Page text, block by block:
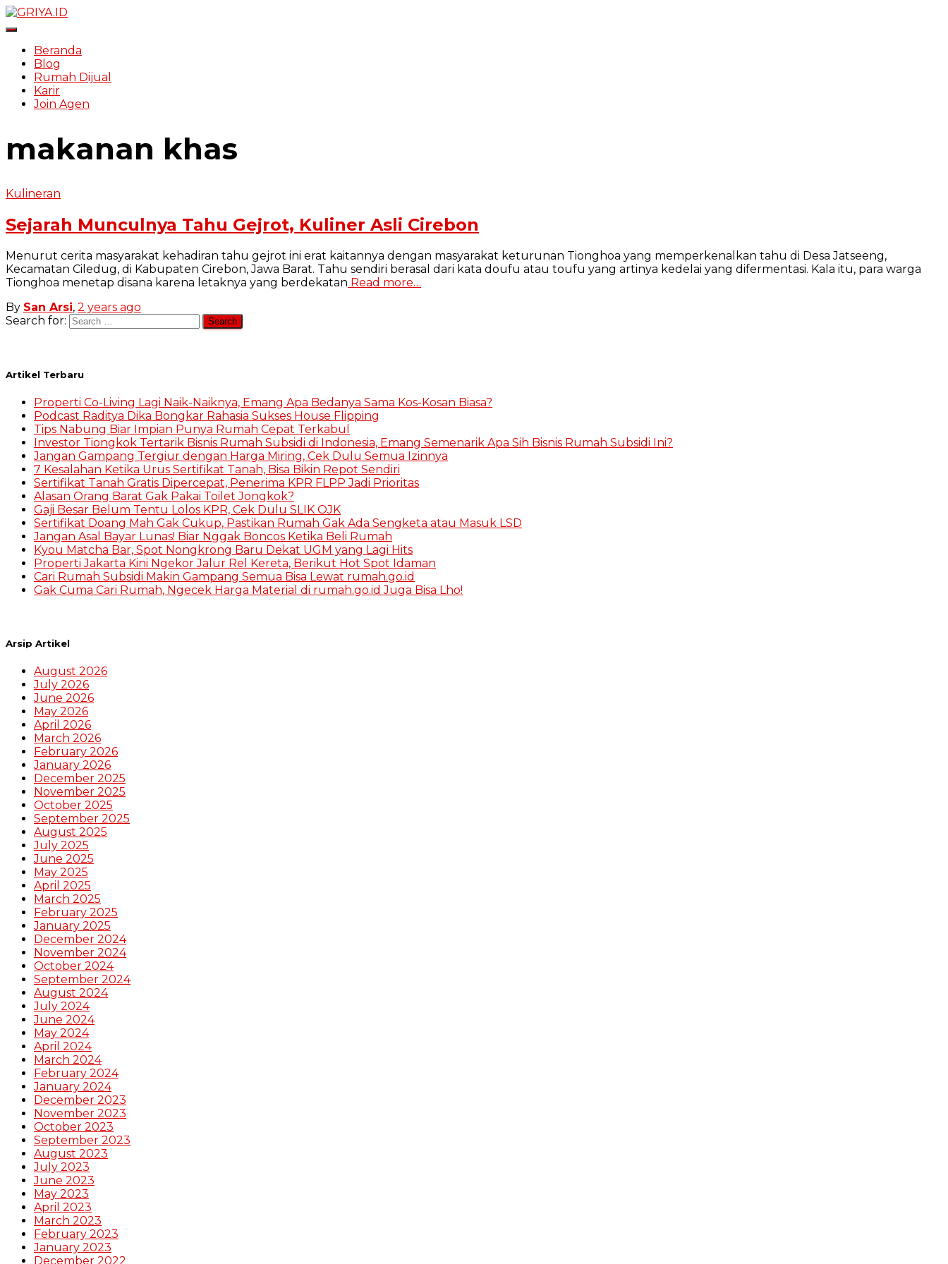
Toggle Navigation
Beranda
Blog
Rumah Dijual
Karir
Join Agen
makanan khas
Kulineran
Sejarah Munculnya Tahu Gejrot, Kuliner Asli Cirebon
Menurut cerita masyarakat kehadiran tahu gejrot ini erat kaitannya dengan masyarakat keturunan Tionghoa yang memperkenalkan tahu di Desa Jatseeng,
Kecamatan Ciledug, di Kabupaten Cirebon, Jawa Barat. Tahu sendiri berasal dari kata doufu atau toufu yang artinya kedelai yang difermentasi. Kala itu, para warga
Tionghoa menetap disana karena letaknya yang berdekatan Read more…
By San Arsi, 2 years ago
Search for:
Artikel Terbaru
Properti Co-Living Lagi Naik-Naiknya, Emang Apa Bedanya Sama Kos-Kosan Biasa?
Podcast Raditya Dika Bongkar Rahasia Sukses House Flipping
Tips Nabung Biar Impian Punya Rumah Cepat Terkabul
Investor Tiongkok Tertarik Bisnis Rumah Subsidi di Indonesia, Emang Semenarik Apa Sih Bisnis Rumah Subsidi Ini?
Jangan Gampang Tergiur dengan Harga Miring, Cek Dulu Semua Izinnya
7 Kesalahan Ketika Urus Sertifikat Tanah, Bisa Bikin Repot Sendiri
Sertifikat Tanah Gratis Dipercepat, Penerima KPR FLPP Jadi Prioritas
Alasan Orang Barat Gak Pakai Toilet Jongkok?
Gaji Besar Belum Tentu Lolos KPR, Cek Dulu SLIK OJK
Sertifikat Doang Mah Gak Cukup, Pastikan Rumah Gak Ada Sengketa atau Masuk LSD
Jangan Asal Bayar Lunas! Biar Nggak Boncos Ketika Beli Rumah
Kyou Matcha Bar, Spot Nongkrong Baru Dekat UGM yang Lagi Hits
Properti Jakarta Kini Ngekor Jalur Rel Kereta, Berikut Hot Spot Idaman
Cari Rumah Subsidi Makin Gampang Semua Bisa Lewat rumah.go.id
Gak Cuma Cari Rumah, Ngecek Harga Material di rumah.go.id Juga Bisa Lho!
Arsip Artikel
August 2026
July 2026
June 2026
May 2026
April 2026
March 2026
February 2026
January 2026
December 2025
November 2025
October 2025
September 2025
August 2025
July 2025
June 2025
May 2025
April 2025
March 2025
February 2025
January 2025
December 2024
November 2024
October 2024
September 2024
August 2024
July 2024
June 2024
May 2024
April 2024
March 2024
February 2024
January 2024
December 2023
November 2023
October 2023
September 2023
August 2023
July 2023
June 2023
May 2023
April 2023
March 2023
February 2023
January 2023
December 2022